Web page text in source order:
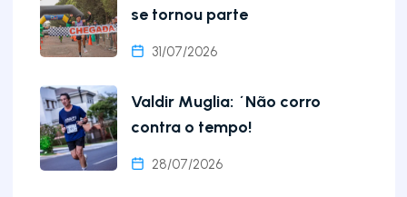
se tornou parte
31/07/2026
Valdir Muglia: ´Não corro
contra o tempo!
28/07/2026